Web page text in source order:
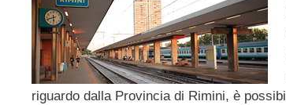
riguardo dalla Provincia di Rimini, è